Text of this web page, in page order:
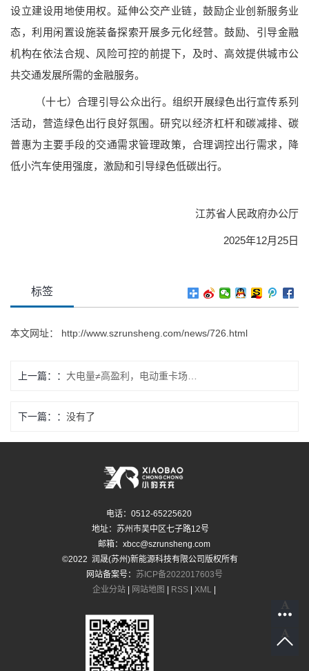
设立建设用地使用权。延伸公交产业链，鼓励企业创新服务业
态，利用闲置设施装备探索开展多元化经营。鼓励、引导金融
机构在依法合规、风险可控的前提下，及时、高效提供城市公
共交通发展所需的金融服务。
（十七）合理引导公众出行。 组织开展绿色出行宣传系列
活动，营造绿色出行良好氛围。研究以经济杠杆和碳减排、碳
普惠为主要手段的交通需求管理政策，合理调控出行需求，降
低小汽车使用强度，激励和引导绿色低碳出行。
江苏省人民政府办公厅
2025年12月25日
标签
本文网址： http://www.szrunsheng.com/news/726.html
上一篇：
下一篇： 没有了
电话：0512-65225620
地址：苏州市吴中区七子路12号
邮箱：xbcc@szrunsheng.com
©2022 润晟(苏州)新能源科技有限公司版权所有
网站备案号： 苏ICP备2022017603号
企业分站 | 网站地图 | RSS | XML |